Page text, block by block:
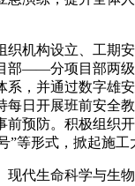
机构设立、工期
部——分项目部两
，并通过数字雄
日开展班前安全
预防。积极组织
”等形式，掀起施
代生命科学与生